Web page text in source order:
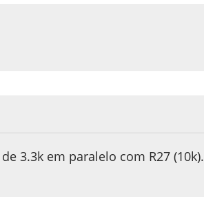
3.3k em paralelo com R27 (10k).